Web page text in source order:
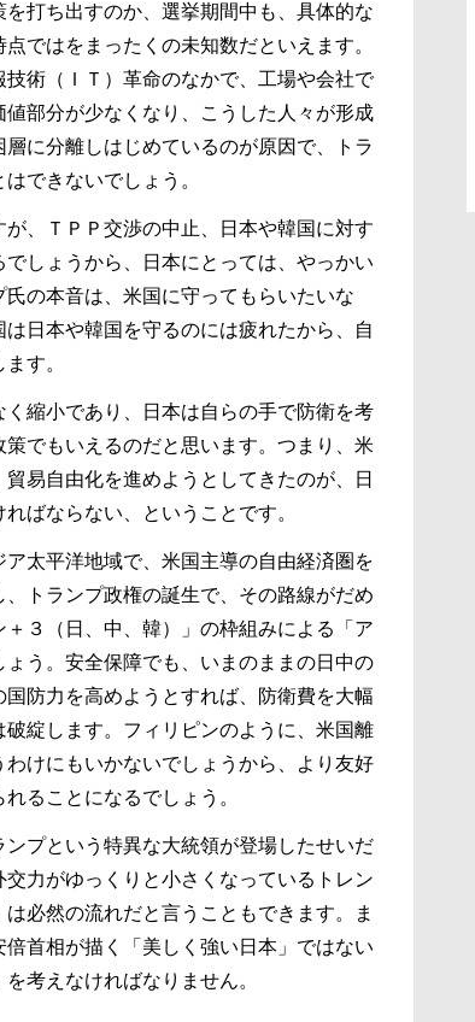
打ち出すのか、選挙期間中も、具体的な
ではをまったくの未知数だといえます。
術（ＩＴ）革命のなかで、工場や会社で
部分が少なくなり、こうした人々が形成
に分離しはじめているのが原因で、トラ
できないでしょう。
、ＴＰＰ交渉の中止、日本や韓国に対す
しょうから、日本にとっては、やっかい
の本音は、米国に守ってもらいたいな
日本や韓国を守るのには疲れたから、自
す。
縮小であり、日本は自らの手で防衛を考
でもいえるのだと思います。つまり、米
易自由化を進めようとしてきたのが、日
ばならない、ということです。
太平洋地域で、米国主導の自由経済圏を
トランプ政権の誕生で、その路線がだめ
３（日、中、韓）」の枠組みによる「ア
う。安全保障でも、いまのままの日中の
防力を高めようとすれば、防衛費を大幅
綻します。フィリピンのように、米国離
けにもいかないでしょうから、より友好
ることになるでしょう。
プという特異な大統領が登場したせいだ
力がゆっくりと小さくなっているトレン
必然の流れだと言うこともできます。ま
首相が描く「美しく強い日本」ではない
考えなければなりません。